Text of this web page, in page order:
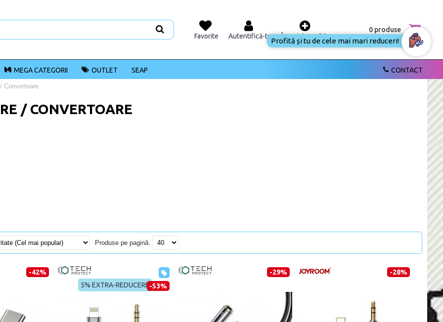
Favorite Autentifică-te Înregistrează-te
0 produse
CONTACT
MEGA CATEGORII OUTLET SEAP
Convertoare
/ CONVERTOARE
Produse pe pagină:
-42%
5% EXTRA-REDUCERE -53%
-29% -28%
Profită și tu de cele mai mari reduceri!